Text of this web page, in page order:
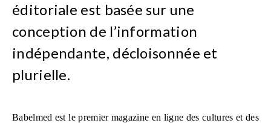
éditoriale est basée sur une
conception de l’information
indépendante, décloisonnée et
plurielle.
Babelmed est le premier magazine en ligne des cultures et des